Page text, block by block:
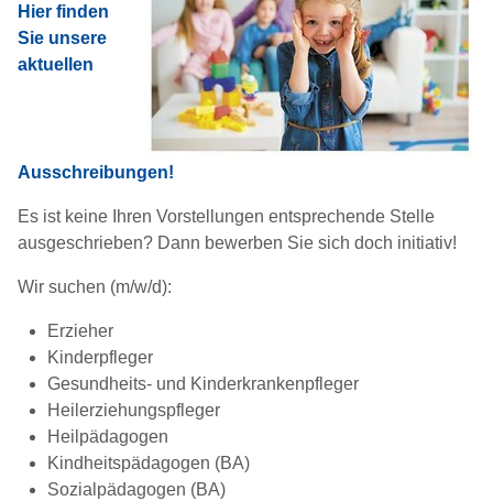
Hier finden
Sie unsere
aktuellen
Ausschreibungen!
Es ist keine Ihren Vorstellungen entsprechende Stelle
ausgeschrieben? Dann bewerben Sie sich doch initiativ!
Wir suchen (m/w/d):
Erzieher
Kinderpfleger
Gesundheits- und Kinderkrankenpfleger
Heilerziehungspfleger
Heilpädagogen
Kindheitspädagogen (BA)
Sozialpädagogen (BA)